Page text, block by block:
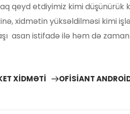
qeyd etdiyimiz kimi
xidmətin yüksəldilməsi kimi
asan istifadə ilə həm də
XİDMƏTİ OFİSİANT